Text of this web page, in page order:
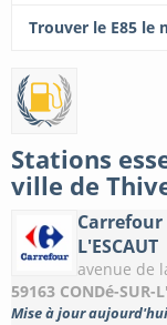
Trouver le E85 le
Stations
ville de
Carrefour
L'ESCAUT
avenue de
59163 CONDé-SUR-
Mise à jour aujourd'hui